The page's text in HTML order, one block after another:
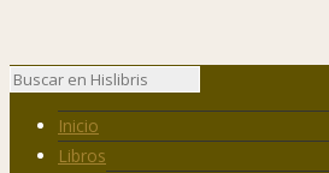
Inicio
Libros